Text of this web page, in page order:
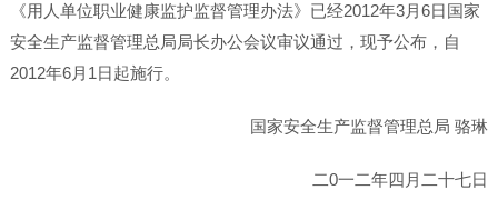
《用人单位职业健康监护监督管理办法》已经2012年3月6日国家
安全生产监督管理总局局长办公会议审议通过，现予公布，自
2012年6月1日起施行。
国家安全生产监督管理总局 骆琳
二0一二年四月二十七日